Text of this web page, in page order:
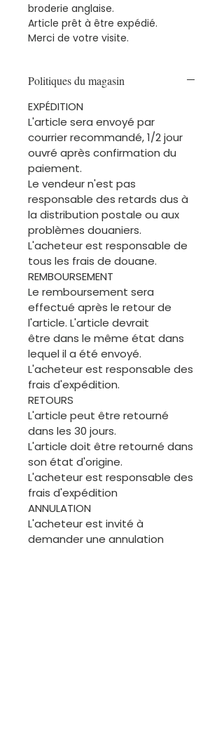
broderie anglaise.
Article prêt à être expédié.
Merci de votre visite.
Politiques du magasin
EXPÉDITION
L'article sera envoyé par
courrier recommandé, 1/2 jour
ouvré après confirmation du
paiement.
Le vendeur n'est pas
responsable des retards dus à
la distribution postale ou aux
problèmes douaniers.
L'acheteur est responsable de
tous les frais de douane.
REMBOURSEMENT
Le remboursement sera
effectué après le retour de
l'article. L'article devrait
être dans le même état dans
lequel il a été envoyé.
L'acheteur est responsable des
frais d'expédition.
RETOURS
L'article peut être retourné
dans les 30 jours.
L'article doit être retourné dans
son état d'origine.
L'acheteur est responsable des
frais d'expédition
ANNULATION
L'acheteur est invité à
demander une annulation